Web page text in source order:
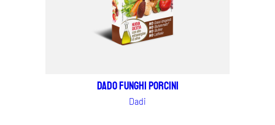
Dado Funghi Porcini
Dadi